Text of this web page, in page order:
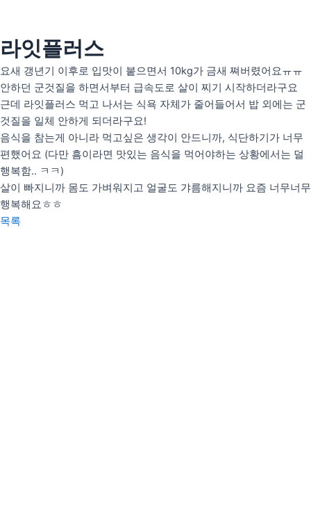
츠
로
건
너
뛰
기
인사말
의료인 소개
안티트러블
펄화이트
우리아이H(성장)
우리아이M(면역)
우리아이S(편식)
리얼후기
라잇플러스
요새 갱년기 이후로 입맛이 붙으면서 10kg가 금새 쪄버렸어요ㅠㅠ
안하던 군것질을 하면서부터 급속도로 살이 찌기 시작하더라구요
근데 라잇플러스 먹고 나서는 식욕 자체가 줄어들어서 밥 외에는 군
것질을 일체 안하게 되더라구요!
음식을 참는게 아니라 먹고싶은 생각이 안드니까, 식단하기가 너무
편했어요 (다만 흠이라면 맛있는 음식을 먹어야하는 상황에서는 덜
행복함.. ㅋㅋ)
살이 빠지니까 몸도 가벼워지고 얼굴도 갸름해지니까 요즘 너무너무
행복해요ㅎㅎ
목록